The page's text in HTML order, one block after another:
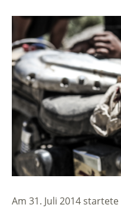
Am 31. Juli 2014